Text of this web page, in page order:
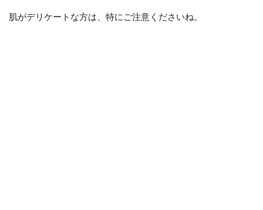
肌がデリケートな方は、特にご注意くださいね。